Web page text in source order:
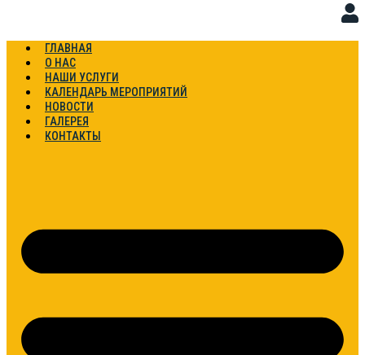
ГЛАВНАЯ
О НАС
НАШИ УСЛУГИ
КАЛЕНДАРЬ МЕРОПРИЯТИЙ
НОВОСТИ
ГАЛЕРЕЯ
КОНТАКТЫ